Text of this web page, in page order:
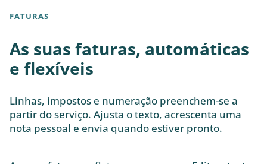
FATURAS
As suas faturas, automáticas
e flexíveis
Linhas, impostos e numeração preenchem-se a
partir do serviço. Ajusta o texto, acrescenta uma
nota pessoal e envia quando estiver pronto.